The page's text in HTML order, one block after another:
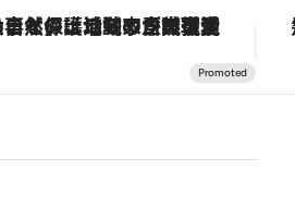
【銀座で出合う最旬美容】美髪ケアや上質な眠り…セルフケアのアップデートから、特別な名入れギフトまで。大人のための「ReFa GINZA」クルーズ